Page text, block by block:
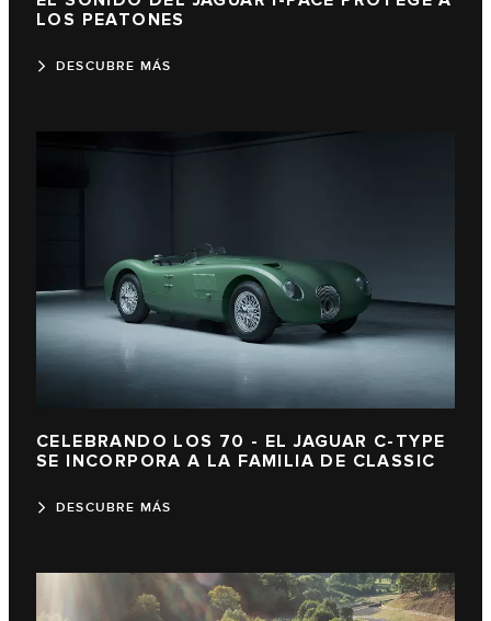
LOS PEATONES
DESCUBRE MÁS
CELEBRANDO LOS 70 - EL JAGUAR C-TYPE
SE INCORPORA A LA FAMILIA DE CLASSIC
DESCUBRE MÁS